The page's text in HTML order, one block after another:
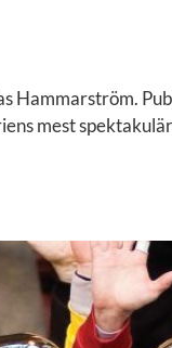
Hammarström.
mest